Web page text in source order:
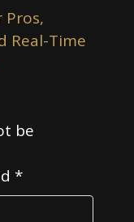
Pros,
Real-Time
be
*